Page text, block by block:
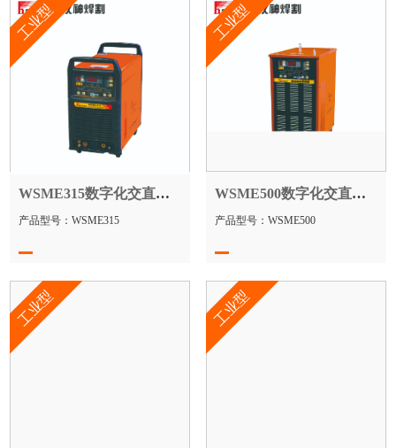
WSME315数字化交直流方波脉冲氩弧焊机
产品型号：WSME315
工业型
WSME500数字化交直流方波脉冲氩弧焊机
产品型号：WSME500
工业型
工业型 工业型